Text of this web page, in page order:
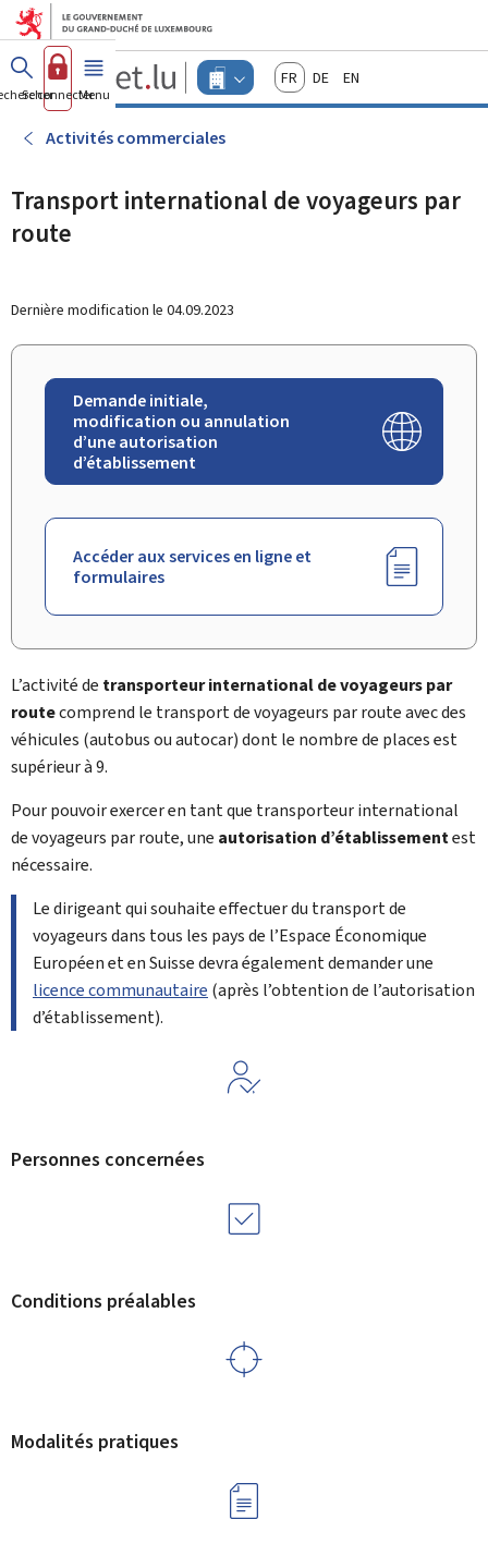
Aller au menu principal
Aller au contenu
Guichet.lu
Changer
d'espace
actif
FrançaisDeutschEnglish
Se connecterMenu principal
Activités commerciales
Transport international de voyageurs par
route
Dernière modification le 04.09.2023
Demande initiale,
modification ou annulation
d’une autorisation
d’établissement
Accéder aux services en ligne et
formulaires
L’activité de transporteur international de voyageurs par
routecomprend le transport de voyageurs par route avec des
véhicules (autobus ou autocar) dont le nombre de places est
supérieur à 9.
Pour pouvoir exercer en tant que transporteur international
de voyageurs par route, une autorisation d’établissementest
nécessaire.
Le dirigeant qui souhaite effectuer du transport de
voyageurs dans tous les pays de l’Espace Économique
Européen et en Suisse devra également demander une
licence communautaire (après l’obtention de l’autorisation
d’établissement).
Personnes concernées
Conditions préalables
Modalités pratiques